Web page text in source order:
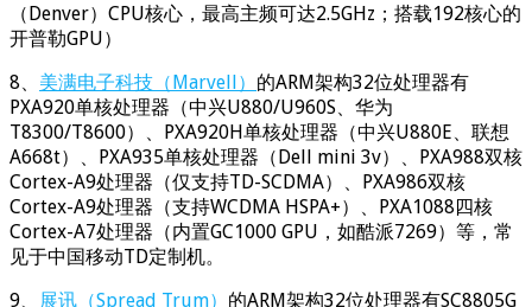
（Denver）CPU核心，最高主频可达2.5GHz；搭载192核心的
开普勒GPU）
8、 美满电子科技（Marvell） 的ARM架构32位处理器有
PXA920单核处理器（中兴U880/U960S、华为
T8300/T8600）、PXA920H单核处理器（中兴U880E、联想
A668t）、PXA935单核处理器（Dell mini 3v）、PXA988双核
Cortex-A9处理器（仅支持TD-SCDMA）、PXA986双核
Cortex-A9处理器（支持WCDMA HSPA+）、PXA1088四核
Cortex-A7处理器（内置GC1000 GPU，如酷派7269）等，常
见于中国移动TD定制机。
9、 展讯（Spread Trum） 的ARM架构32位处理器有SC8805G